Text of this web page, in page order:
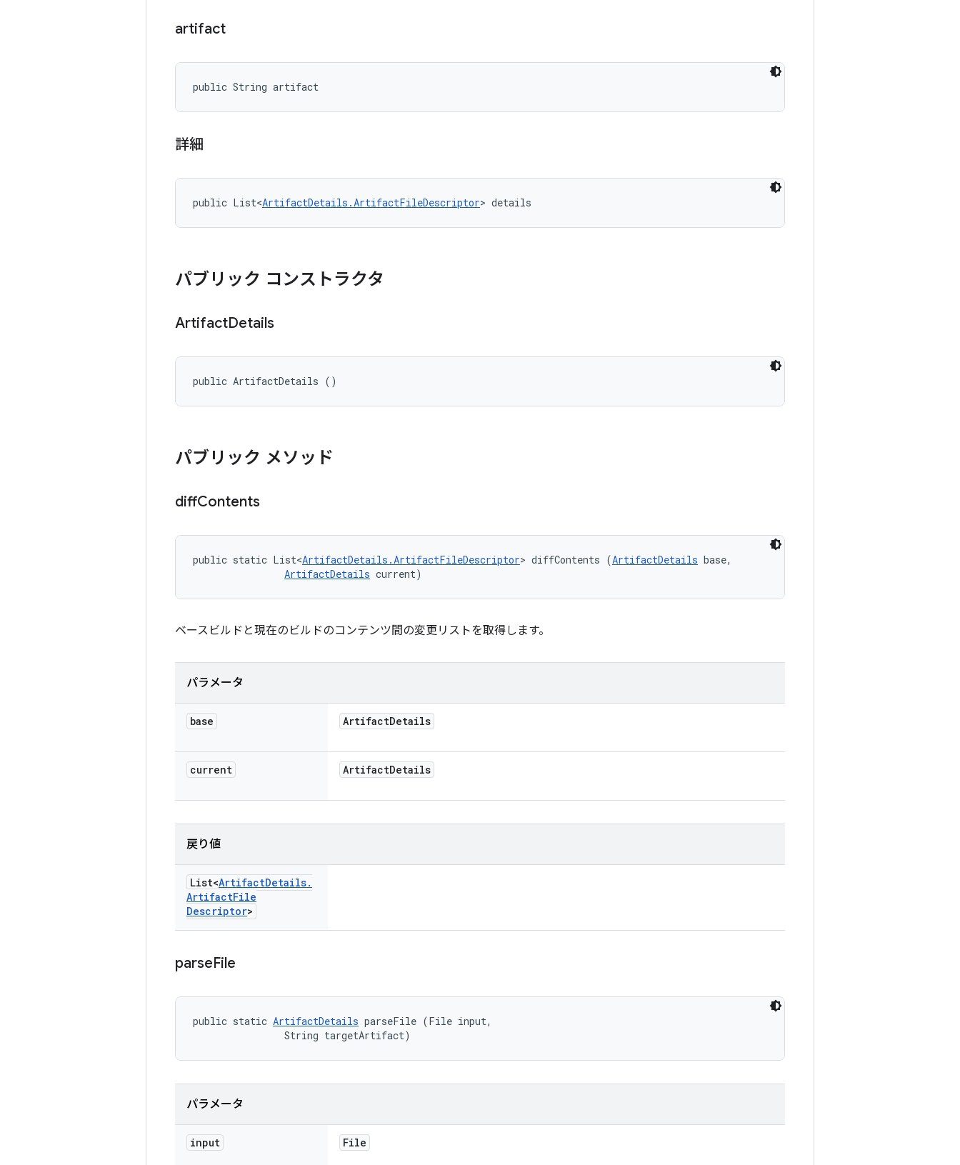
artifact
public String artifact
詳細
public List<ArtifactDetails.ArtifactFileDescriptor> details
パブリック コンストラクタ
ArtifactDetails
public ArtifactDetails ()
パブリック メソッド
diffContents
public static List<ArtifactDetails.ArtifactFileDescriptor> diffContents (ArtifactDetails base,
ArtifactDetails current)
ベースビルドと現在のビルドのコンテンツ間の変更リストを取得します。
パラメータ
base ArtifactDetails
current ArtifactDetails
戻り値
List<ArtifactDetails.
ArtifactFile
Descriptor>
parseFile
public static ArtifactDetails parseFile (File input,
                String targetArtifact)
パラメータ
input File